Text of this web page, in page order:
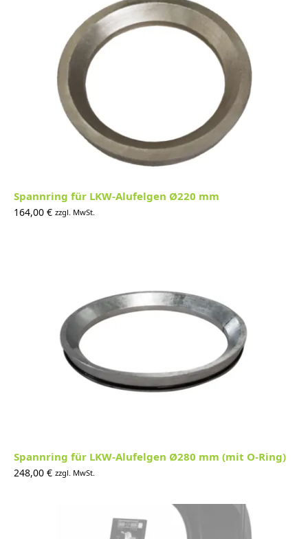
Spannring für LKW-Alufelgen Ø220 mm
164,00 € zzgl. MwSt.
Spannring für LKW-Alufelgen Ø280 mm (mit O-Ring)
248,00 € zzgl. MwSt.